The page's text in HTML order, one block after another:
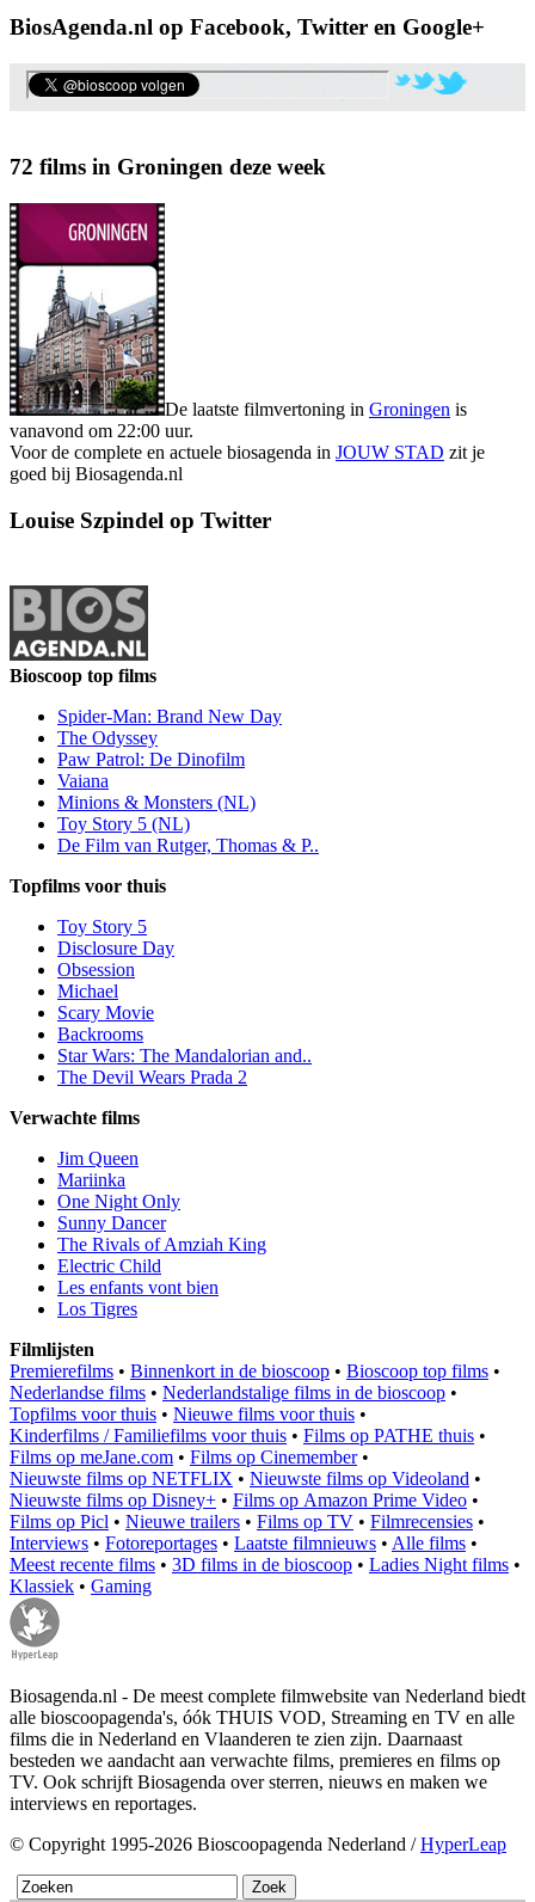
BiosAgenda.nl op Facebook, Twitter en Google+
72 films in Groningen deze week
De laatste filmvertoning in Groningen is
vanavond om 22:00 uur.
Voor de complete en actuele biosagenda in JOUW STAD zit je
goed bij Biosagenda.nl
Louise Szpindel op Twitter
Bioscoop top films
Spider-Man: Brand New Day
The Odyssey
Paw Patrol: De Dinofilm
Vaiana
Minions & Monsters (NL)
Toy Story 5 (NL)
De Film van Rutger, Thomas & P..
Topfilms voor thuis
Toy Story 5
Disclosure Day
Obsession
Michael
Scary Movie
Backrooms
Star Wars: The Mandalorian and..
The Devil Wears Prada 2
Verwachte films
Jim Queen
Mariinka
One Night Only
Sunny Dancer
The Rivals of Amziah King
Electric Child
Les enfants vont bien
Los Tigres
Filmlijsten
Premierefilms • Binnenkort in de bioscoop • Bioscoop top films •
Nederlandse films • Nederlandstalige films in de bioscoop •
Topfilms voor thuis • Nieuwe films voor thuis •
Kinderfilms / Familiefilms voor thuis • Films op PATHE thuis •
Films op meJane.com • Films op Cinemember•
Nieuwste films op NETFLIX • Nieuwste films op Videoland •
Nieuwste films op Disney+ • Films op Amazon Prime Video •
Films op Picl • Nieuwe trailers • Films op TV • Filmrecensies •
Interviews • Fotoreportages • Laatste filmnieuws • Alle films •
Meest recente films • 3D films in de bioscoop • Ladies Night films •
Klassiek • Gaming
Biosagenda.nl - De meest complete filmwebsite van Nederland biedt
alle bioscoopagenda's, óók THUIS VOD, Streaming en TV en alle
films die in Nederland en Vlaanderen te zien zijn. Daarnaast
besteden we aandacht aan verwachte films, premieres en films op
TV. Ook schrijft Biosagenda over sterren, nieuws en maken we
interviews en reportages.
© Copyright 1995-2026 Bioscoopagenda Nederland /HyperLeap